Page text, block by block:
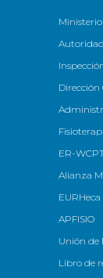
Dirección
ER-
Alianza
EURHeca
APFISIO
Unión de
Libro de